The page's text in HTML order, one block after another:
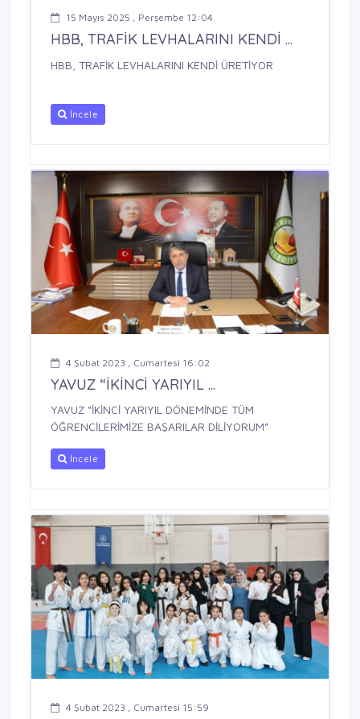
15 Mayıs 2025 , Perşembe 12:04
HBB, TRAFİK LEVHALARINI KENDİ ...
HBB, TRAFİK LEVHALARINI KENDİ ÜRETİYOR
İncele
4 Şubat 2023 , Cumartesi 16:02
YAVUZ “İKİNCİ YARIYIL ...
YAVUZ “İKİNCİ YARIYIL DÖNEMİNDE TÜM
ÖĞRENCİLERİMİZE BAŞARILAR DİLİYORUM”
İncele
4 Şubat 2023 , Cumartesi 15:59